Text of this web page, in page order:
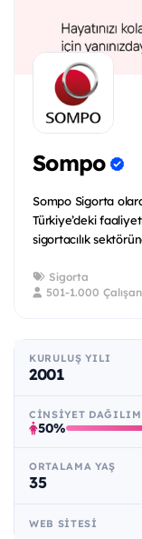
Sompo
Sompo Sigorta
Türkiye’deki
sigortacılık
Sigorta
501-1.000 Çalışan
KURULUŞ YILI
2001
CINSIYET
50%
ORTALAMA YAŞ
35
WEB SITESI